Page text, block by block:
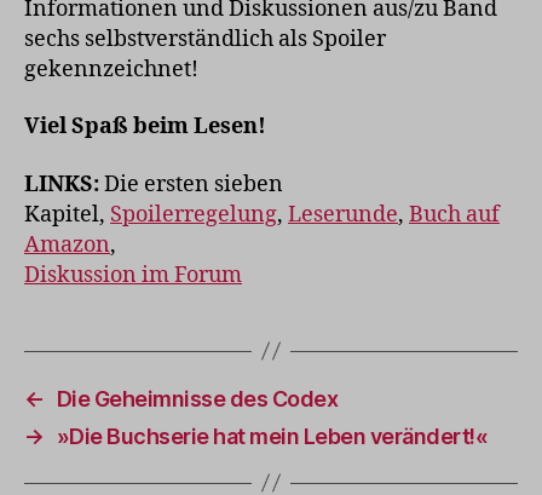
Informationen und Diskussionen aus/zu Band
sechs selbstverständlich als Spoiler
gekennzeichnet!
Viel Spaß beim Lesen!
LINKS:Die ersten sieben
Kapitel, Spoilerregelung, Leserunde, Buch auf
Amazon,
Diskussion im Forum
←
Die Geheimnisse des Codex
→
»Die Buchserie hat mein Leben verändert!«